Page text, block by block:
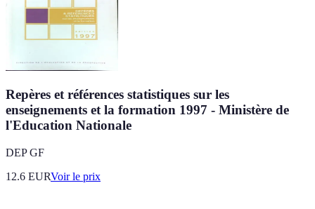
Repères et références statistiques sur les
enseignements et la formation 1997 - Ministère de
l'Education Nationale
DEP GF
12.6 EURVoir le prix